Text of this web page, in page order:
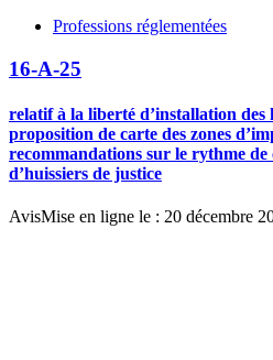
Professions réglementées
16-A-25
relatif à la liberté d’installation des
proposition de carte des zones
recommandations sur le rythme
d’huissiers de justice
AvisMise en ligne le : 20 décembre